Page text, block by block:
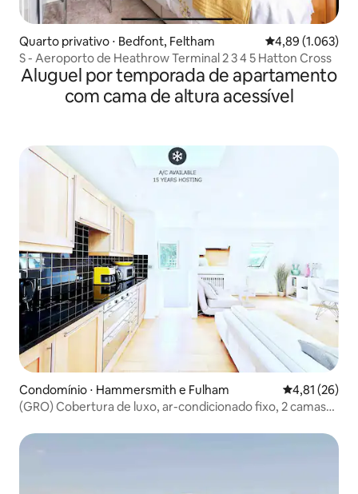
Quarto privativo ⋅ Bedfont, Feltham 4,89 de uma
4,89 (1.063)
S - Aeroporto de Heathrow Terminal 2 3 4 5 Hatton Cross
Aluguel por temporada de apartamento
com cama de altura acessível
Condomínio ⋅ Hammersmith e Fulham 4,81 de uma
4,81 (26)
(GRO) Cobertura de luxo, ar-condicionado fixo, 2 camas